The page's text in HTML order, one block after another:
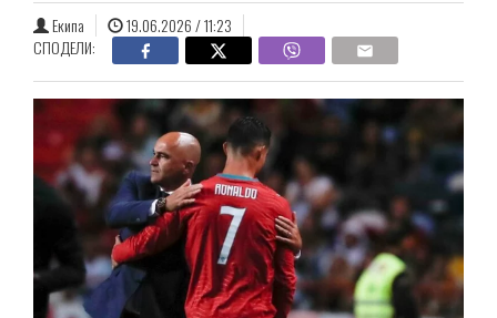
Екипа
19.06.2026 / 11:23
СПОДЕЛИ: